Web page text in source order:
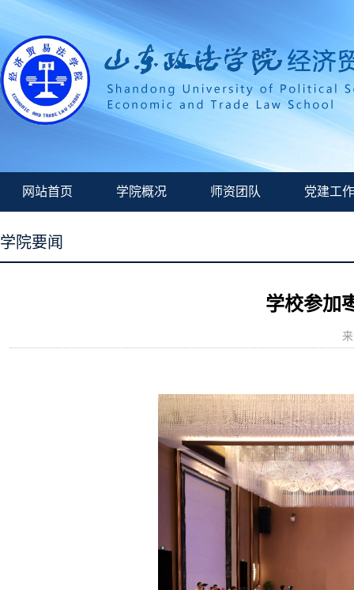
网站首页 学院概况 师资团队 党建工作
学院要闻
学校参加